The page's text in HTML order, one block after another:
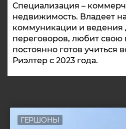
Специализация –
недвижимость. Владеет
коммуникации и ведения
переговоров, любит
постоянно готов учиться
Риэлтер с 2023 года.
ГЕРШОНЫ